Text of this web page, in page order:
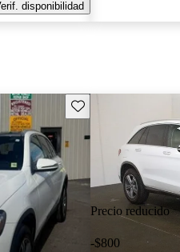
disponibilidad
Guarda este Aviso
Precio reducido
-$800